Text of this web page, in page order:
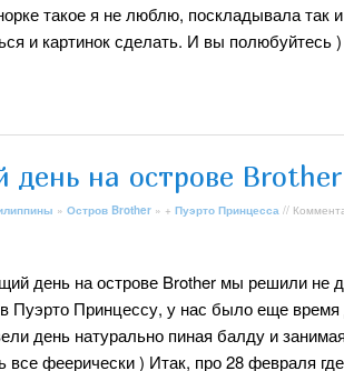
такое я не люблю, поскладывала так
и картинок сделать. И вы полюбуйтесь )
день на острове Brother
» Остров Brother » + Пуэрто Принцесса //
день на острове Brother мы решили не
Пуэрто Принцессу, у нас было еще время
день натурально пиная балду и
все феерически ) Итак, про 28 февраля